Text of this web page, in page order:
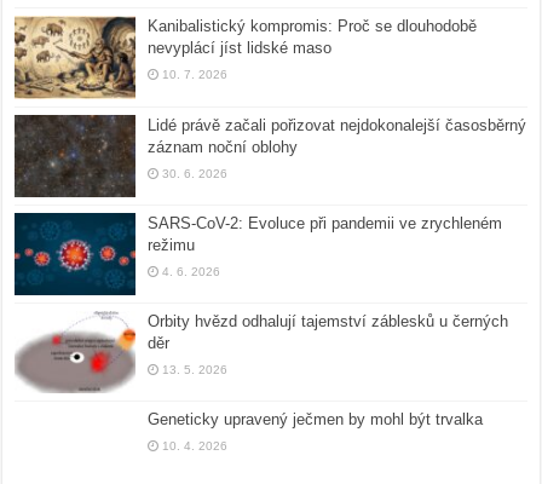
Kanibalistický kompromis: Proč se dlouhodobě
nevyplácí jíst lidské maso
10. 7. 2026
Lidé právě začali pořizovat nejdokonalejší časosběrný
záznam noční oblohy
30. 6. 2026
SARS-CoV-2: Evoluce při pandemii ve zrychleném
režimu
4. 6. 2026
Orbity hvězd odhalují tajemství záblesků u černých
děr
13. 5. 2026
Geneticky upravený ječmen by mohl být trvalka
10. 4. 2026